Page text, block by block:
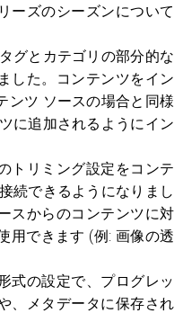
ーズのシーズンについて
グとカテゴリの部分的な
した。コンテンツをイン
ンツ ソースの場合と同様
に追加されるようにイン
トリミング設定をコンテ
続できるようになりまし
スからのコンテンツに対
用できます (例: 画像の透
式の設定で、プログレッ
、メタデータに保存され